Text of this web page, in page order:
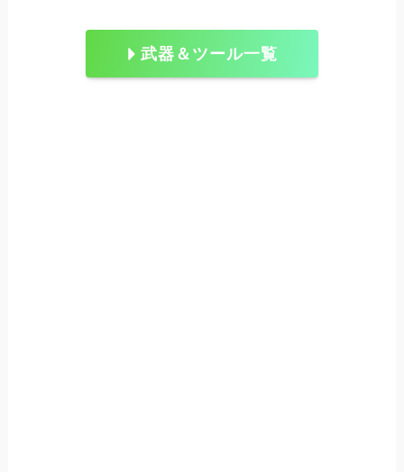
武器＆ツール一覧